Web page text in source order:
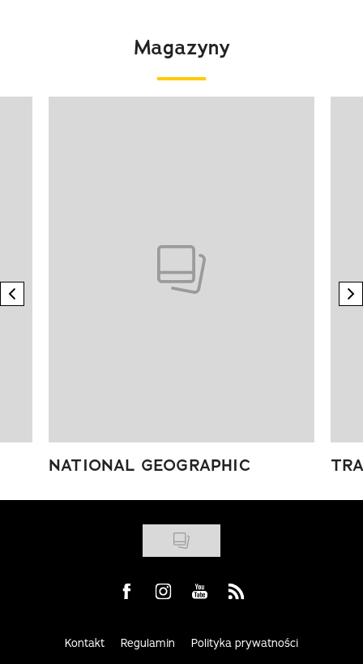
Magazyny
previous element
NATIONAL GEOGRAPHIC
Visit us on Facebook
Visit us on Instagram
Visit us on Youtube
Visit us on Rss
Kontakt Regulamin Polityka prywatności